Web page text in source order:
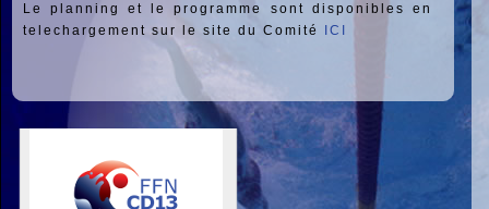
Le planning et le programme sont disponibles en
telechargement sur le site du Comité
ICI